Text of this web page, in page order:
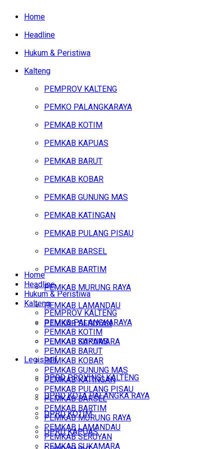
Home
Headline
Hukum & Peristiwa
Kalteng
PEMPROV KALTENG
PEMKO PALANGKARAYA
PEMKAB KOTIM
PEMKAB KAPUAS
PEMKAB BARUT
PEMKAB KOBAR
PEMKAB GUNUNG MAS
PEMKAB KATINGAN
PEMKAB PULANG PISAU
PEMKAB BARSEL
PEMKAB BARTIM
PEMKAB MURUNG RAYA
PEMKAB LAMANDAU
PEMKAB SERUYAN
PEMKAB SUKAMARA
Legislatif
DPRD PROVINSI KALTENG
DPRD KOTA PALANGKA RAYA
DPRD KOTIM
DPRD KAPUAS
Home
Headline
Hukum & Peristiwa
Kalteng
PEMPROV KALTENG
PEMKO PALANGKARAYA
PEMKAB KOTIM
PEMKAB KAPUAS
PEMKAB BARUT
PEMKAB KOBAR
PEMKAB GUNUNG MAS
PEMKAB KATINGAN
PEMKAB PULANG PISAU
PEMKAB BARSEL
PEMKAB BARTIM
PEMKAB MURUNG RAYA
PEMKAB LAMANDAU
PEMKAB SERUYAN
PEMKAB SUKAMARA